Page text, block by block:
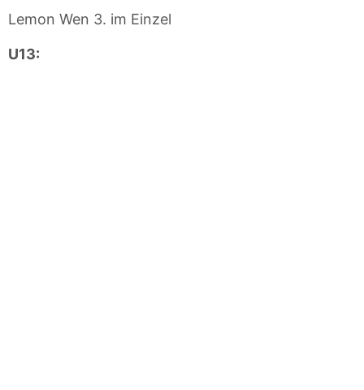
Lemon Wen 3. im Einzel
U13: